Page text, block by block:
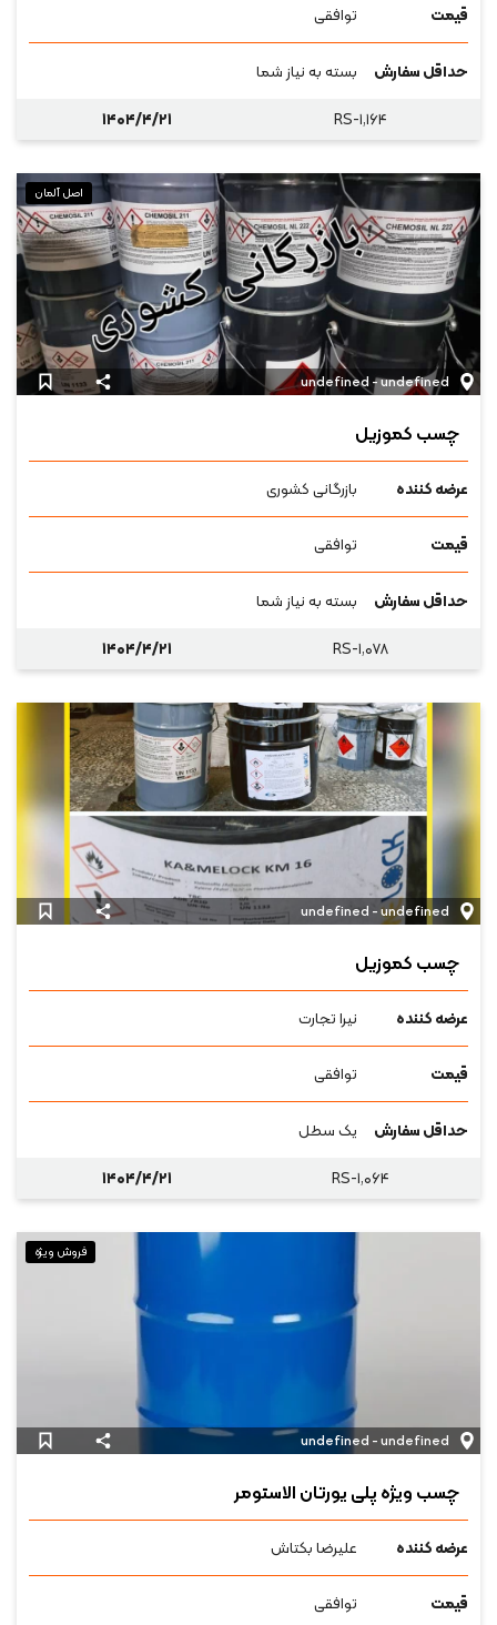
قیمت توافقی
حداقل سفارش
بسته به نیاز شما
RS-۱,۱۶۴
۱۴۰۴/۴/۲۱
اصل آلمان
undefined - undefined
چسب کموزیل
عرضه کننده بازرگانی کشوری
قیمت توافقی
حداقل سفارش
بسته به نیاز شما
RS-۱,۰۷۸
۱۴۰۴/۴/۲۱
undefined - undefined
چسب کموزیل
عرضه کننده نیرا تجارت
قیمت توافقی
حداقل سفارش
یک سطل
RS-۱,۰۶۴
۱۴۰۴/۴/۲۱
فروش ویژه
undefined - undefined
چسب ویژه پلی یورتان الاستومر
عرضه کننده علیرضا بکتاش
قیمت توافقی